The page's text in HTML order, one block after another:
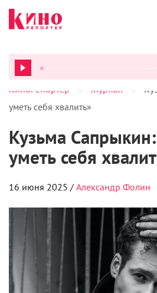
КиноРепортер > Журнал >
уметь себя хвалить»
Кузьма
уметь себя
16 июня 2025 / Александр Фолин